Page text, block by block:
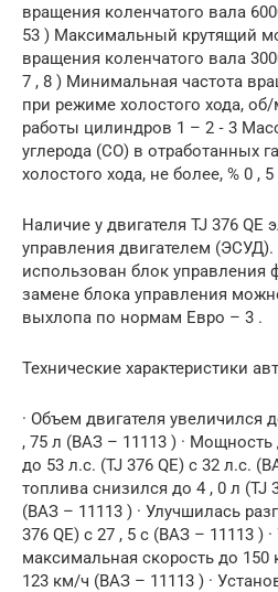
вращения коленчатого вала
53 ) Максимальный крутящий
вращения коленчатого вала
7 , 8 ) Минимальная частота
при режиме холостого хода,
работы цилиндров 1 – 2 ‑ 3
углерода (СО) в отработанных
холостого хода, не более, % 0 , 5
Наличие у двигателя TJ 376 QE
управления двигателем (ЭСУД).
использован блок
замене блока управления
выхлопа по нормам Евро – 3 .
Технические характеристики
· Объем двигателя увеличился
, 75 л (ВАЗ – 11113 ) · Мощность
до 53 л.с. (TJ 376 QE) с 32 л.с.
топлива снизился до 4 , 0 л (TJ
(ВАЗ – 11113 ) · Улучшилась
376 QE) с 27 , 5 с (ВАЗ – 11113 )
максимальная скорость до 150
123 км/ч (ВАЗ – 11113 ) ·